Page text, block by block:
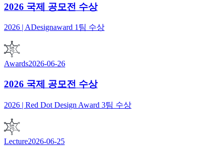
2026 국제 공모전 수상
2026 | ADesignaward 1팀 수상
Awards2026-06-26
2026 국제 공모전 수상
2026 | Red Dot Design Award 3팀 수상
Lecture2026-06-25